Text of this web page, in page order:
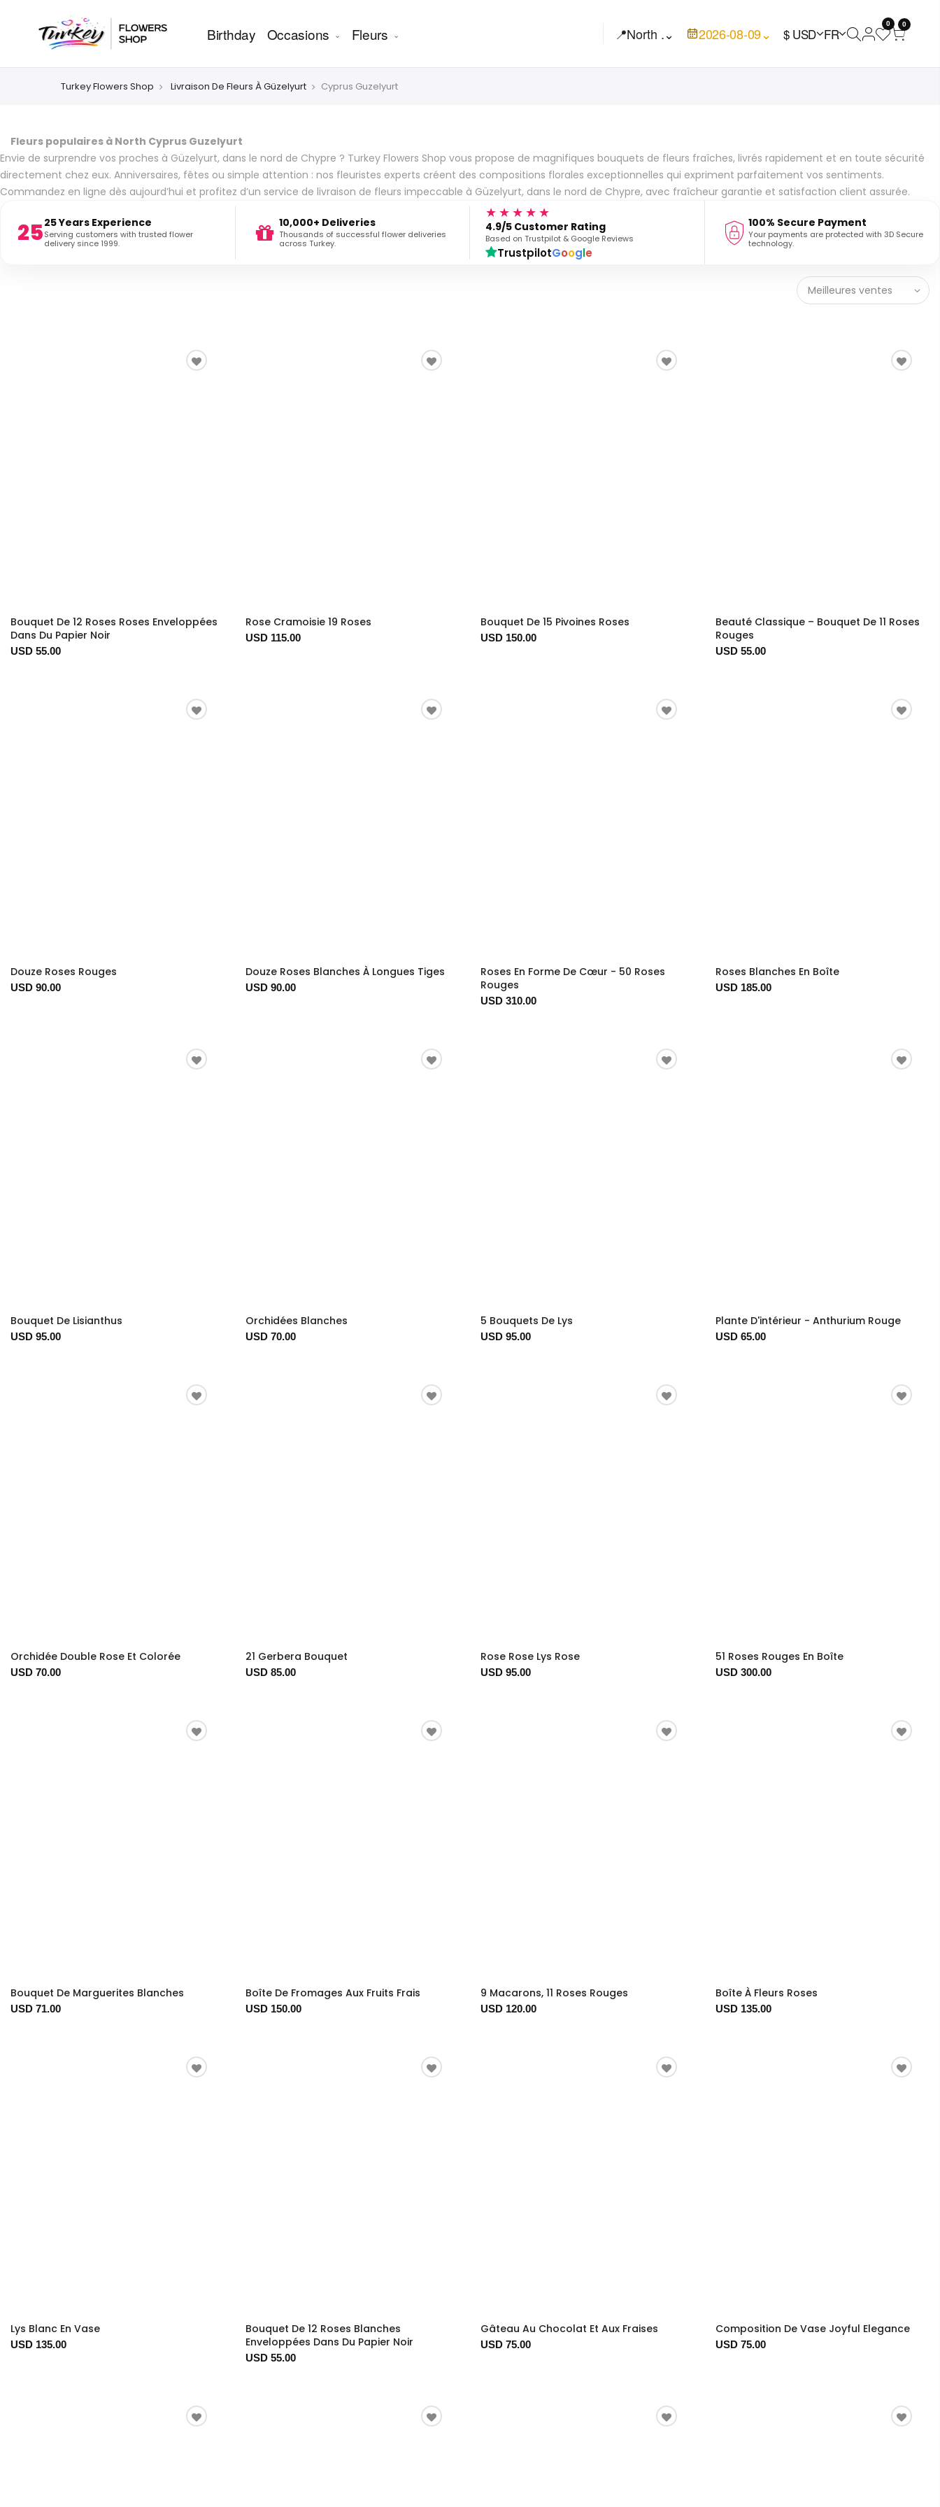
Birthday Occasions Fleurs 📍North .⌄ 2026-08-09⌄ $ USD FR
0 0
Turkey Flowers Shop Livraison De Fleurs À Güzelyurt Cyprus Guzelyurt
Fleurs populaires à North Cyprus Guzelyurt
Envie de surprendre vos proches à Güzelyurt, dans le nord de Chypre ? Turkey Flowers Shop vous propose de magnifiques bouquets de fleurs fraîches, livrés rapidement et en toute sécurité
directement chez eux. Anniversaires, fêtes ou simple attention : nos fleuristes experts créent des compositions florales exceptionnelles qui expriment parfaitement vos sentiments.
Commandez en ligne dès aujourd’hui et profitez d’un service de livraison de fleurs impeccable à Güzelyurt, dans le nord de Chypre, avec fraîcheur garantie et satisfaction client assurée.
2525 Years Experience
Serving customers with trusted flower
delivery since 1999.
10,000+ Deliveries
Thousands of successful flower deliveries
across Turkey.
★★★★★
4.9/5 Customer Rating
Based on Trustpilot & Google Reviews
TrustpilotGoogle
100% Secure Payment
Your payments are protected with 3D Secure
technology.
Meilleures ventes
Bouquet De 12 Roses Roses Enveloppées
Dans Du Papier Noir
USD 55.00
Rose Cramoisie 19 Roses
USD 115.00
Bouquet De 15 Pivoines Roses
USD 150.00
Beauté Classique – Bouquet De 11 Roses
Rouges
USD 55.00
Douze Roses Rouges
USD 90.00
Douze Roses Blanches À Longues Tiges
USD 90.00
Roses En Forme De Cœur - 50 Roses
Rouges
USD 310.00
Roses Blanches En Boîte
USD 185.00
Bouquet De Lisianthus
USD 95.00
Orchidées Blanches
USD 70.00
5 Bouquets De Lys
USD 95.00
Plante D'intérieur - Anthurium Rouge
USD 65.00
Orchidée Double Rose Et Colorée
USD 70.00
21 Gerbera Bouquet
USD 85.00
Rose Rose Lys Rose
USD 95.00
51 Roses Rouges En Boîte
USD 300.00
Bouquet De Marguerites Blanches
USD 71.00
Boîte De Fromages Aux Fruits Frais
USD 150.00
9 Macarons, 11 Roses Rouges
USD 120.00
Boîte À Fleurs Roses
USD 135.00
Lys Blanc En Vase
USD 135.00
Bouquet De 12 Roses Blanches
Enveloppées Dans Du Papier Noir
USD 55.00
Gâteau Au Chocolat Et Aux Fraises
USD 75.00
Composition De Vase Joyful Elegance
USD 75.00